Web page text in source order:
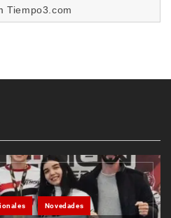
Tiempo3.com
Novedades